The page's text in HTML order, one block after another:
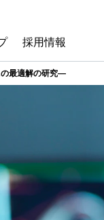
採用情報
の最適解の研究―